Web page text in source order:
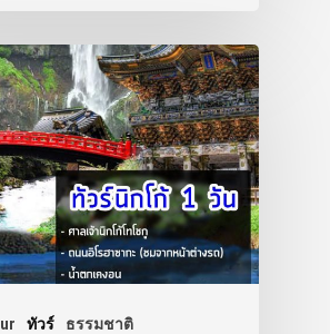
ทัวร์ ธรรมชาติ